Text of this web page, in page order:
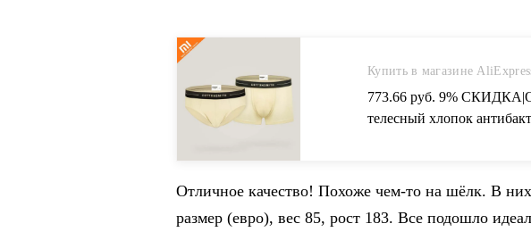
Купить в магазине
773.66 руб. 9%
телесный хлопок
Aliexpress.com | Alibaba
Отличное качество! Похоже чем-то на шёлк. В
размер (евро), вес 85, рост 183. Все подошло